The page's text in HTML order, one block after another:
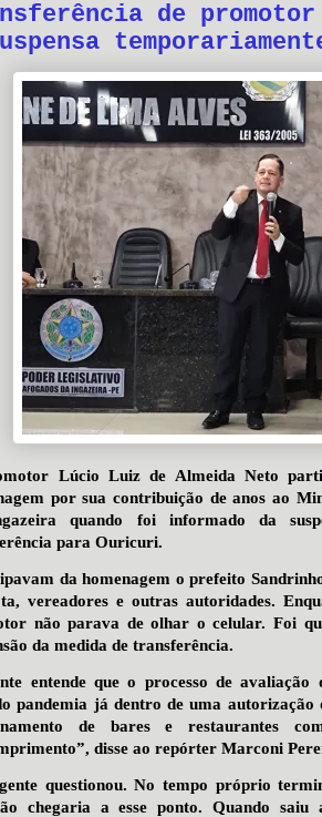
de
Lúcio Luiz de Almeida Neto
por sua contribuição de anos ao
quando foi informado da
para Ouricuri.
da homenagem o prefeito
vereadores e outras autoridades.
não parava de olhar o celular. Foi
da medida de transferência.
entende que o processo de
pandemia já dentro de uma
de bares e restaurantes
disse ao repórter Marconi
questionou. No tempo próprio
chegaria a esse ponto. Quando saiu